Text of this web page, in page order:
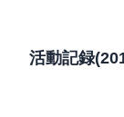
活動記録